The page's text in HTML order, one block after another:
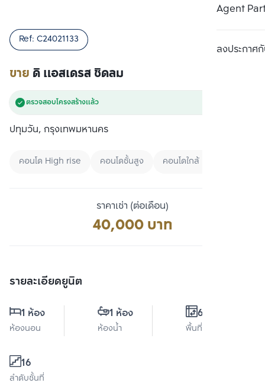
Agent
ลงประกาศกั
ขาย ดิ แอสเดรส ชิดลม
Ref: C24021133
ตรวจสอบโครงสร้างแล้ว
ปทุมวัน, กรุงเทพมหานคร
คอนโด High rise คอนโดชั้นสูง คอนโดใกล้ BTS
ราคาเช่า (ต่อเดือน)
40,000 บาท
รายละเอียดยูนิต
1 ห้อง
ห้องนอน
1 ห้อง
ห้องน้ำ
60 ตร.ม.
พื้นที่ใช้สอย
16
ลำดับชั้นที่